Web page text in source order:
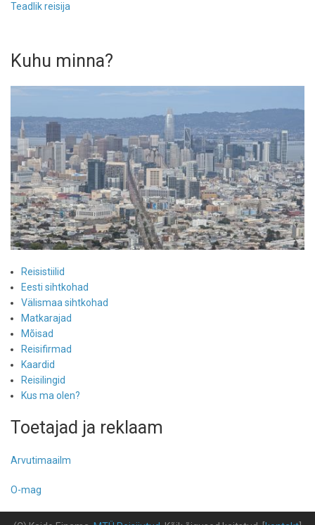
Teadlik reisija
Kuhu minna?
Reisistiilid
Eesti sihtkohad
Välismaa sihtkohad
Matkarajad
Mõisad
Reisifirmad
Kaardid
Reisilingid
Kus ma olen?
Toetajad ja reklaam
Arvutimaailm
O-mag